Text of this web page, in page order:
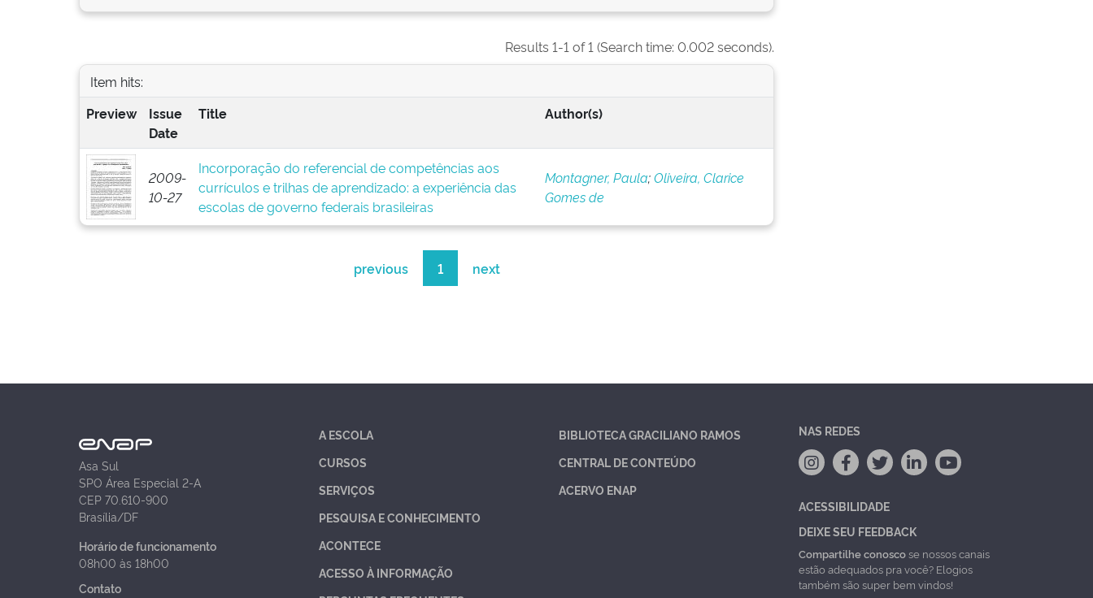
Results 1-1 of 1 (Search time: 0.002 seconds).
Item hits:
Preview
Issue
Date
Title Author(s)
2009-
10-27
Incorporação do referencial de competências aos
currículos e trilhas de aprendizado: a experiência das
escolas de governo federais brasileiras
Montagner, Paula;Oliveira, Clarice
Gomes de
previous 1 next
Asa Sul
SPO Área Especial 2-A
CEP 70.610-900
Brasília/DF
Horário de funcionamento
08h00 às 18h00
Contato
A ESCOLA
CURSOS
SERVIÇOS
PESQUISA E CONHECIMENTO
ACONTECE
ACESSO À INFORMAÇÃO
BIBLIOTECA GRACILIANO RAMOS
CENTRAL DE CONTEÚDO
ACERVO ENAP
NAS REDES
ACESSIBILIDADE
DEIXE SEU FEEDBACK
Compartilhe conoscose nossos canais
estão adequados pra você? Elogios
também são super bem vindos!